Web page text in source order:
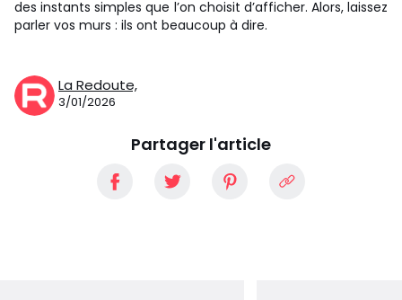
des instants simples que l’on choisit d’afficher. Alors, laissez
parler vos murs : ils ont beaucoup à dire.
La Redoute,
3/01/2026
Partager l'article